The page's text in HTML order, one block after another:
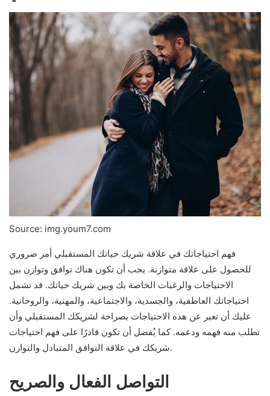
Source: img.youm7.com
فهم احتياجاتك في علاقة شريك حياتك المستقبلي أمر ضروري
للحصول على علاقة متوازنة. يجب أن تكون هناك توافق وتوازن بين
الاحتياجات والرغبات الخاصة بك وبين شريك حياتك. قد تشمل
احتياجاتك العاطفية، والجسدية، والاجتماعية، والمهنية، والروحانية.
عليك أن تعبر عن هذه الاحتياجات بصراحة لشريكك المستقبلي وأن
تطلب منه فهمه ودعمه. كما يُفضل أن تكون قادرًا على فهم احتياجات
شريكك في علاقة التوافق المتبادل والتوازن.
التواصل الفعال والصريح